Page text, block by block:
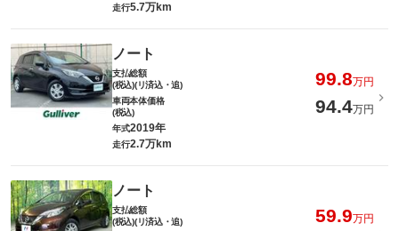
走行5.7万km
ノート
支払総額
(税込)(リ済込・追)
99.8万円
車両本体価格
(税込)
94.4万円
年式2019年
走行2.7万km
ノート
支払総額
(税込)(リ済込・追)
59.9万円